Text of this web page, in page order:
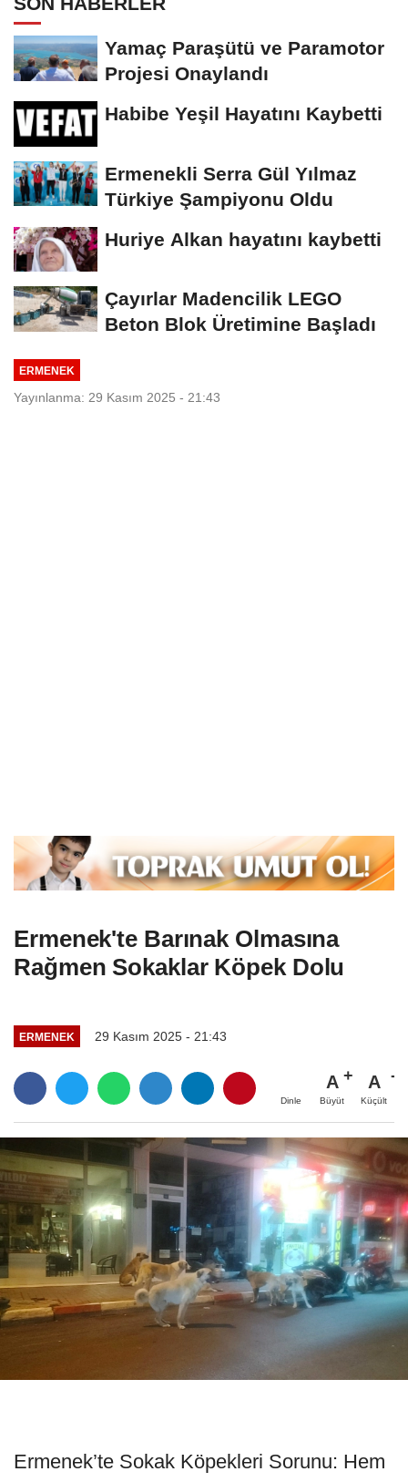
Yamaç Paraşütü ve Paramotor
Projesi Onaylandı
Habibe Yeşil Hayatını Kaybetti
Ermenekli Serra Gül Yılmaz
Türkiye Şampiyonu Oldu
Huriye Alkan hayatını kaybetti
Çayırlar Madencilik LEGO
Beton Blok Üretimine Başladı
ERMENEK
Yayınlanma: 29 Kasım 2025 - 21:43
Ermenek'te Barınak Olmasına
Rağmen Sokaklar Köpek Dolu
ERMENEK 29 Kasım 2025 - 21:43
Dinle
A
Büyüt
A
Küçült
Ermenek’te Sokak Köpekleri Sorunu: Hem